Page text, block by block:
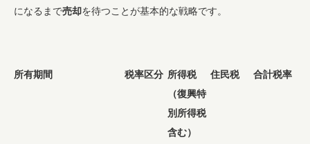
になるまで売却を待つことが基本的な戦略です。
所有期間 税率区分 所得税
（復興特
別所得税
含む）
住民税 合計税率